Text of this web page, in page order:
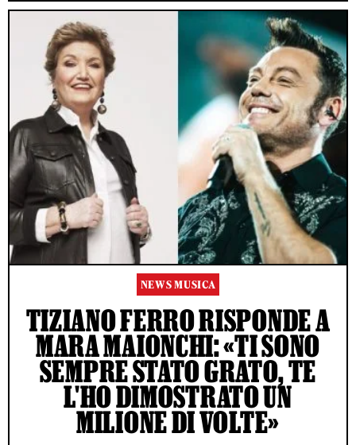
NEWS MUSICA
TIZIANO FERRO RISPONDE A
MARA MAIONCHI: «TI SONO
SEMPRE STATO GRATO, TE
L'HO DIMOSTRATO UN
MILIONE DI VOLTE»